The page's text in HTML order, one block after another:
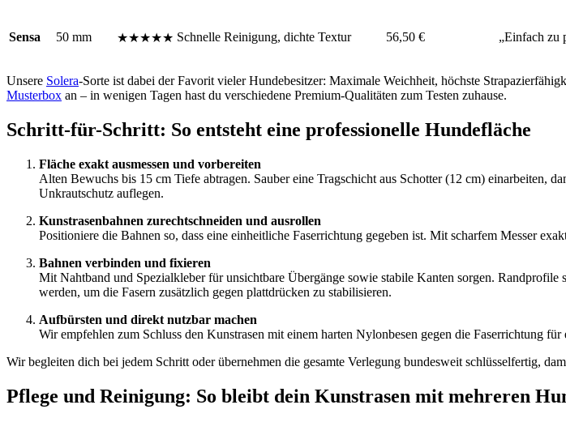
Sensa 50 mm ★★★★★ Schnelle Reinigung, dichte Textur 56,50 € „Einfach zu
Unsere Solera-Sorte ist dabei der Favorit vieler Hundebesitzer: Maximale Weichheit, höchste
Musterbox an – in wenigen Tagen hast du verschiedene Premium-Qualitäten zum Testen zuhause.
Schritt-für-Schritt: So entsteht eine professionelle Hundefläche
Fläche exakt ausmessen und vorbereiten
Alten Bewuchs bis 15 cm Tiefe abtragen. Sauber eine Tragschicht aus Schotter (12 cm) einarbeiten,
Unkrautschutz auflegen.
Kunstrasenbahnen zurechtschneiden und ausrollen
Positioniere die Bahnen so, dass eine einheitliche Faserrichtung gegeben ist. Mit scharfem Messer
Bahnen verbinden und fixieren
Mit Nahtband und Spezialkleber für unsichtbare Übergänge sowie stabile Kanten sorgen.
werden, um die Fasern zusätzlich gegen plattdrücken zu stabilisieren.
Aufbürsten und direkt nutzbar machen
Wir empfehlen zum Schluss den Kunstrasen mit einem harten Nylonbesen gegen die Faserrichtung
Wir begleiten dich bei jedem Schritt oder übernehmen die gesamte Verlegung bundesweit schlüsselfertig,
Pflege und Reinigung: So bleibt dein Kunstrasen mit mehreren